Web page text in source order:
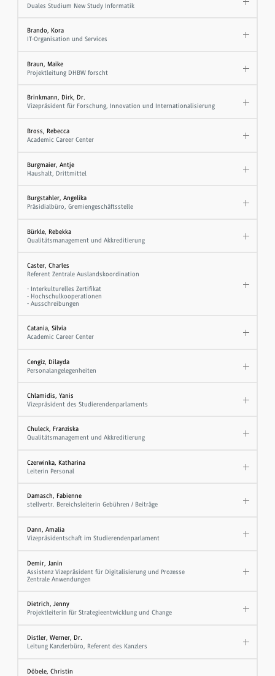
Duales Studium New Study Informatik
Brando, Kora
IT-Organisation und Services
Braun, Maike
Projektleitung DHBW forscht
Brinkmann, Dirk, Dr.
Vizepräsident für Forschung, Innovation und Internationalisierung
Bross, Rebecca
Academic Career Center
Burgmaier, Antje
Haushalt, Drittmittel
Burgstahler, Angelika
Präsidialbüro, Gremiengeschäftsstelle
Bürkle, Rebekka
Qualitätsmanagement und Akkreditierung
Caster, Charles
Referent Zentrale Auslandskoordination
- Interkulturelles Zertifikat
- Hochschulkooperationen
- Ausschreibungen
Catania, Silvia
Academic Career Center
Cengiz, Dilayda
Personalangelegenheiten
Chlamidis, Yanis
Vizepräsident des Studierendenparlaments
Chuleck, Franziska
Qualitätsmanagement und Akkreditierung
Czerwinka, Katharina
Leiterin Personal
Damasch, Fabienne
stellvertr. Bereichsleiterin Gebühren / Beiträge
Dann, Amalia
Vizepräsidentschaft im Studierendenparlament
Demir, Janin
Assistenz Vizepräsident für Digitalisierung und Prozesse
Zentrale Anwendungen
Dietrich, Jenny
Projektleiterin für Strategieentwicklung und Change
Distler, Werner, Dr.
Leitung Kanzlerbüro, Referent des Kanzlers
Döbele, Christin